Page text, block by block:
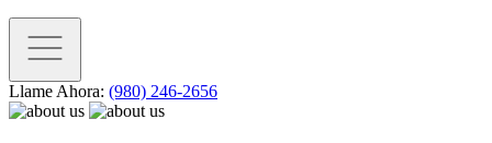
Llame Ahora: (980) 246-2656